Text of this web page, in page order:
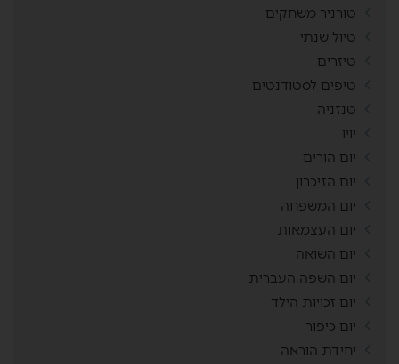
טורניר משחקים
טיול שנתי
טיזרים
טיפים לסטודנטים
טנזניה
יויו
יום הורים
יום הזיכרון
יום המשפחה
יום העצמאות
יום השואה
יום השפה העברית
יום זכויות הילד
יום כיפור
יחידת הוראה